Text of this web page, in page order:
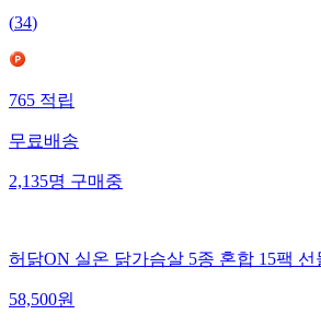
(34)
765적립
무료배송
2,135명구매중
허닭ON 실온 닭가슴살 5종 혼합 15팩 선
58,500원